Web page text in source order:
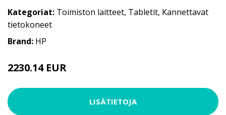
Kategoriat: Toimiston laitteet, Tabletit, Kannettavat
tietokoneet
Brand: HP
2230.14 EUR
LISÄTIETOJA